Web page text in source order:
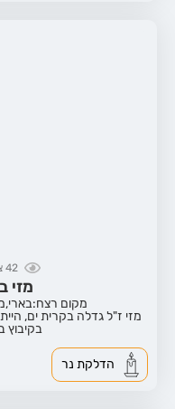
42
מזי
מקום רצח:בארי,
מזי ז"ל גדלה בקרית ים,
בקיבוץ
הדלקת נר